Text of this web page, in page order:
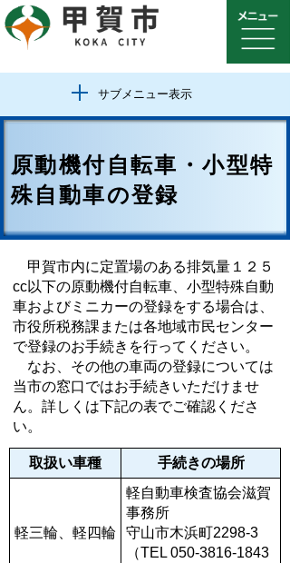
サブメニュー表示
原動機付自転車・小型特
殊自動車の登録
甲賀市内に定置場のある排気量１２５
cc以下の原動機付自転車、小型特殊自動
車およびミニカーの登録をする場合は、
市役所税務課または各地域市民センター
で登録のお手続きを行ってください。
なお、その他の車両の登録については
当市の窓口ではお手続きいただけませ
ん。詳しくは下記の表でご確認くださ
い。
取扱い車種 手続きの場所
軽三輪、軽四輪
軽自動車検査協会滋賀
事務所
守山市木浜町2298-3
（TEL 050-3816-1843